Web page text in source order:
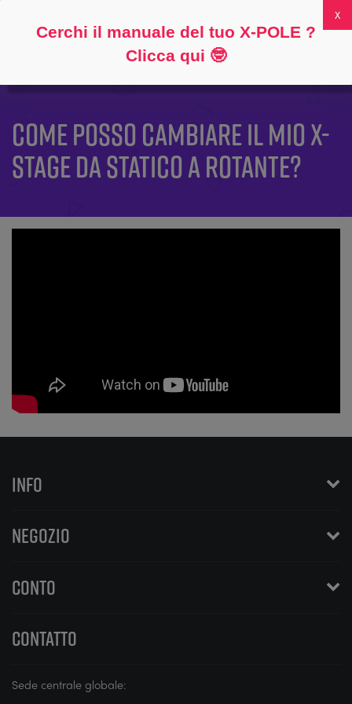
COME POSSO CAMBIARE IL MIO X-
STAGE DA STATICO A ROTANTE?
INFO
NEGOZIO
CONTO
CONTATTO
Sede centrale globale:
Cerchi il manuale del tuo X-POLE ?
Clicca qui 🤓